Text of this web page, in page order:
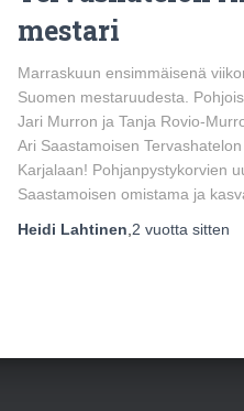
mestari
Marraskuun ensimmäisenä
Suomen mestaruudesta.
Jari Murron ja Tanja Rovio-
Ari Saastamoisen
Karjalaan! Pohjanpystykorvien
Saastamoisen omistama ja
Heidi Lahtinen 2 vuotta sitten